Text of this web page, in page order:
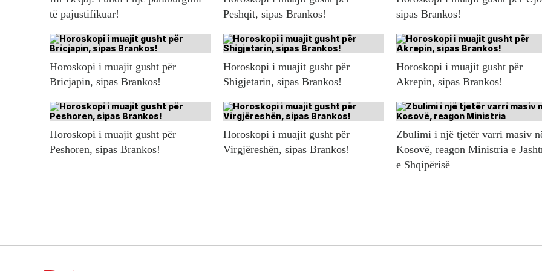
të pajustifikuar!
Peshqit, sipas Brankos!
sipas Brankos!
Horoskopi i muajit gusht për
Bricjapin, sipas Brankos!
Horoskopi i muajit gusht për
Shigjetarin, sipas Brankos!
Horoskopi i muajit gusht për
Akrepin, sipas Brankos!
Horoskopi i muajit gusht për
Peshoren, sipas Brankos!
Horoskopi i muajit gusht për
Virgjëreshën, sipas Brankos!
Zbulimi i një tjetër varri masiv
Kosovë, reagon Ministria e
e Shqipërisë